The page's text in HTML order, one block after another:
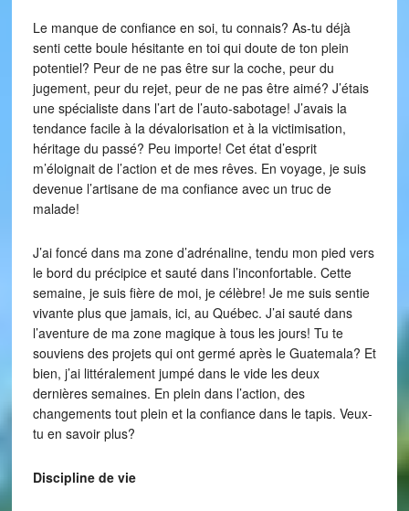
Le manque de confiance en soi, tu connais? As-tu déjà
senti cette boule hésitante en toi qui doute de ton plein
potentiel? Peur de ne pas être sur la coche, peur du
jugement, peur du rejet, peur de ne pas être aimé? J’étais
une spécialiste dans l’art de l’auto-sabotage! J’avais la
tendance facile à la dévalorisation et à la victimisation,
héritage du passé? Peu importe! Cet état d’esprit
m’éloignait de l’action et de mes rêves. En voyage, je suis
devenue l’artisane de ma confiance avec un truc de
malade!
J’ai foncé dans ma zone d’adrénaline, tendu mon pied vers
le bord du précipice et sauté dans l’inconfortable. Cette
semaine, je suis fière de moi, je célèbre! Je me suis sentie
vivante plus que jamais, ici, au Québec. J’ai sauté dans
l’aventure de ma zone magique à tous les jours! Tu te
souviens des projets qui ont germé après le Guatemala? Et
bien, j’ai littéralement jumpé dans le vide les deux
dernières semaines. En plein dans l’action, des
changements tout plein et la confiance dans le tapis. Veux-
tu en savoir plus?
Discipline de vie